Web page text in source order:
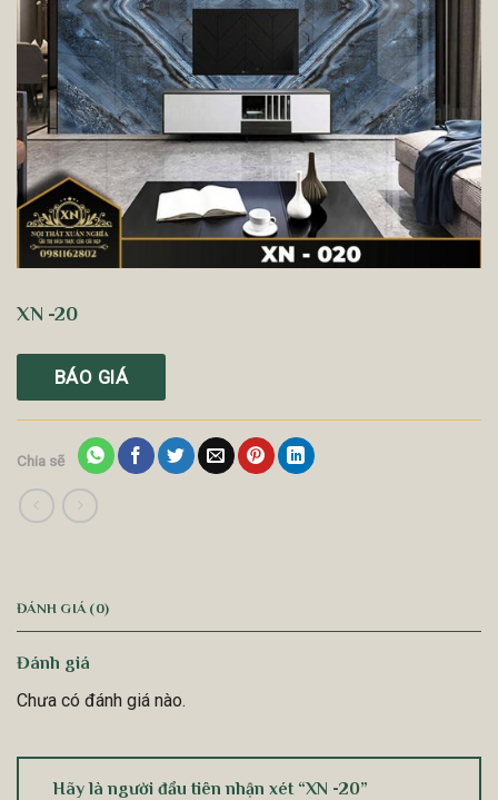
XN -20
BÁO GIÁ
Chia sẽ
ĐÁNH GIÁ (0)
Đánh giá
Chưa có đánh giá nào.
Hãy là người đầu tiên nhận xét “XN -20”